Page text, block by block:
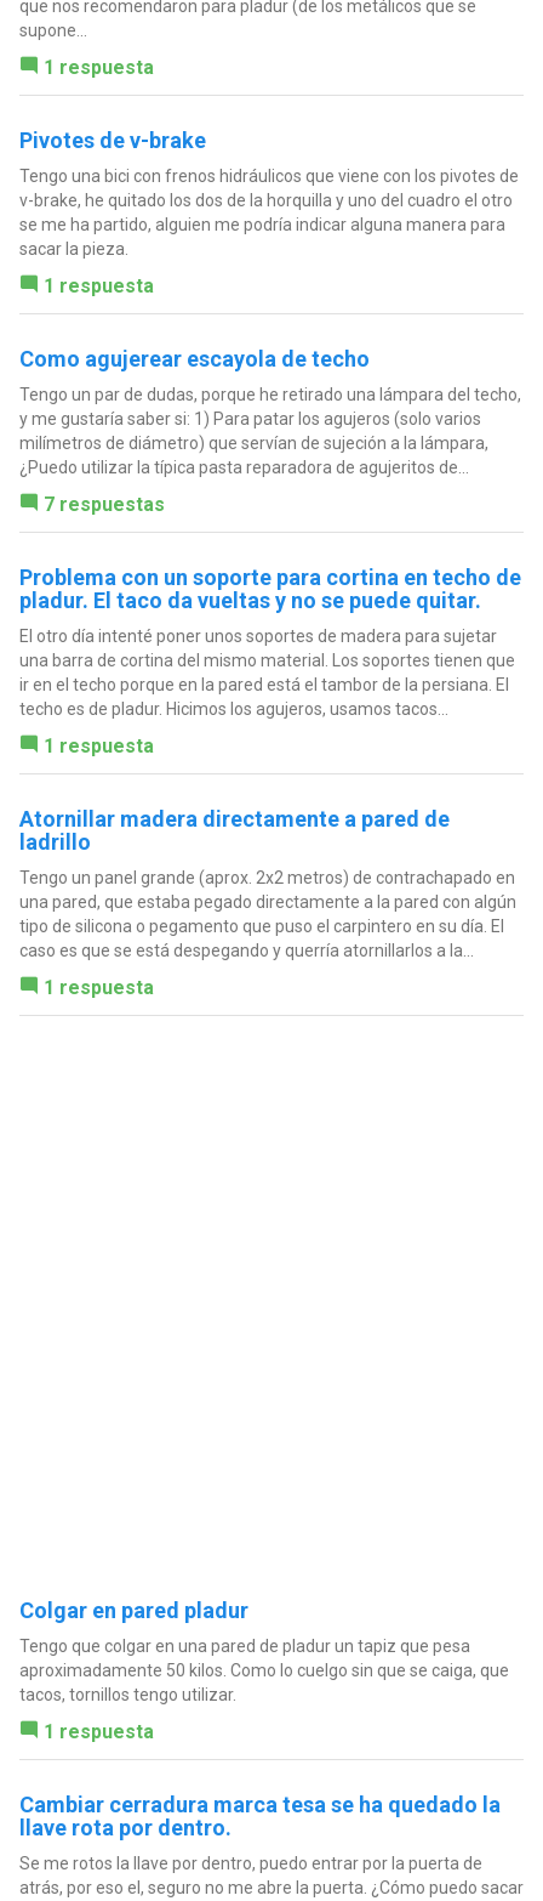
que nos recomendaron para pladur (de los metálicos que se
supone...
1 respuesta
Pivotes de v-brake
Tengo una bici con frenos hidráulicos que viene con los pivotes de
v-brake, he quitado los dos de la horquilla y uno del cuadro el otro
se me ha partido, alguien me podría indicar alguna manera para
sacar la pieza.
1 respuesta
Como agujerear escayola de techo
Tengo un par de dudas, porque he retirado una lámpara del techo,
y me gustaría saber si: 1) Para patar los agujeros (solo varios
milímetros de diámetro) que servían de sujeción a la lámpara,
¿Puedo utilizar la típica pasta reparadora de agujeritos de...
7 respuestas
Problema con un soporte para cortina en techo de
pladur. El taco da vueltas y no se puede quitar.
El otro día intenté poner unos soportes de madera para sujetar
una barra de cortina del mismo material. Los soportes tienen que
ir en el techo porque en la pared está el tambor de la persiana. El
techo es de pladur. Hicimos los agujeros, usamos tacos...
1 respuesta
Atornillar madera directamente a pared de
ladrillo
Tengo un panel grande (aprox. 2x2 metros) de contrachapado en
una pared, que estaba pegado directamente a la pared con algún
tipo de silicona o pegamento que puso el carpintero en su día. El
caso es que se está despegando y querría atornillarlos a la...
1 respuesta
Colgar en pared pladur
Tengo que colgar en una pared de pladur un tapiz que pesa
aproximadamente 50 kilos. Como lo cuelgo sin que se caiga, que
tacos, tornillos tengo utilizar.
1 respuesta
Cambiar cerradura marca tesa se ha quedado la
llave rota por dentro.
Se me rotos la llave por dentro, puedo entrar por la puerta de
atrás, por eso el, seguro no me abre la puerta. ¿Cómo puedo sacar